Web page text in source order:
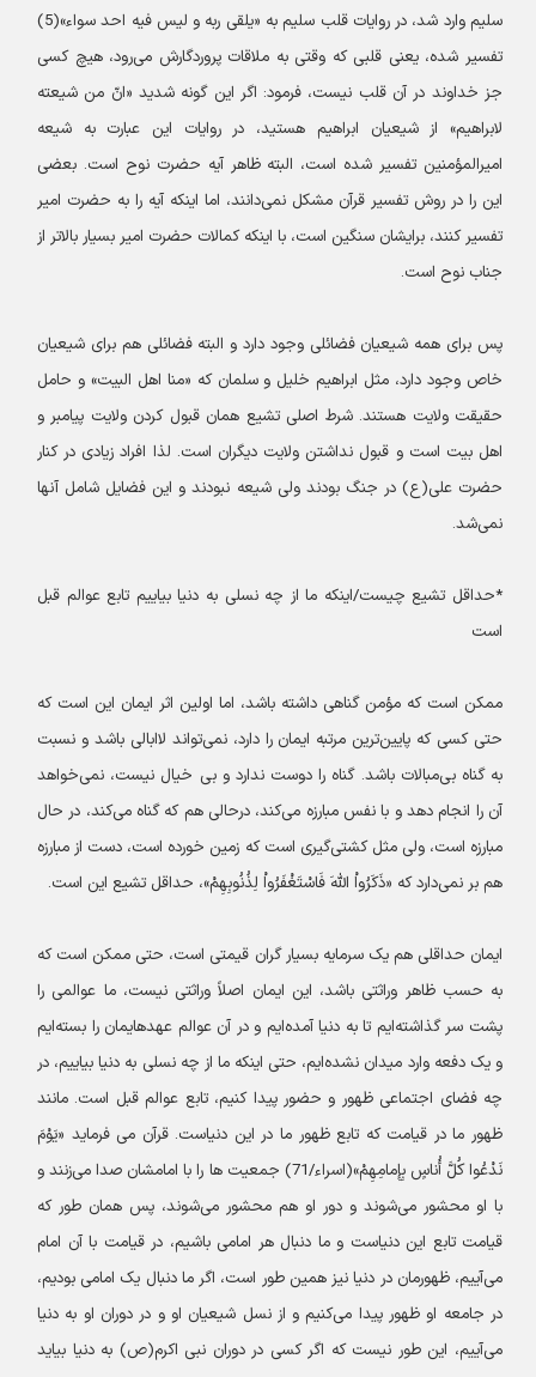
سلیم وارد شد، در روایات قلب سلیم به «یلقی ربه و لیس فیه احد سواء»(5)
تفسیر شده، یعنی قلبی که وقتی به ملاقات پروردگارش می‌رود، هیچ کسی
جز خداوند در آن قلب نیست، فرمود: اگر این گونه شدید «انّ من شیعته
لابراهیم» از شیعیان ابراهیم هستید، در روایات این عبارت به شیعه
امیرالمؤمنین تفسیر شده است، البته ظاهر آیه حضرت نوح است. بعضی
این را در روش تفسیر قرآن مشکل نمی‌دانند، اما اینکه آیه را به حضرت امیر
تفسیر کنند، برایشان سنگین است، با اینکه کمالات حضرت امیر بسیار بالاتر از
جناب نوح است.
پس برای همه شیعیان فضائلی وجود دارد و البته فضائلی هم برای شیعیان
خاص وجود دارد، مثل ابراهیم خلیل و سلمان که «منا اهل البیت» و حامل
حقیقت ولایت هستند. شرط اصلی تشیع همان قبول کردن ولایت پیامبر و
اهل بیت است و قبول نداشتن ولایت دیگران است. لذا افراد زیادی در کنار
حضرت علی(ع) در جنگ بودند ولی شیعه نبودند و این فضایل شامل آنها
نمی‌شد.
*حداقل تشیع چیست/اینکه ما از چه نسلی به دنیا بیاییم تابع عوالم قبل
است
ممکن است که مؤمن گناهی داشته باشد، اما اولین اثر ایمان این است که
حتی کسی که پایین‌ترین مرتبه ایمان را دارد، نمی‌تواند لاابالی باشد و نسبت
به گناه بی‌مبالات باشد. گناه را دوست ندارد و بی خیال نیست، نمی‌خواهد
آن را انجام دهد و با نفس مبارزه می‌کند، درحالی هم که گناه می‌کند، در حال
مبارزه است، ولی مثل کشتی‌گیری است که زمین خورده است، دست از مبارزه
هم بر نمی‌دارد که «ذَکَرُواْ اللَّهَ فَاسْتَغْفَرُواْ لِذُنُوبِهِمْ»، حداقل تشیع این است.
ایمان حداقلی هم یک سرمایه بسیار گران قیمتی است، حتی ممکن است که
به حسب ظاهر وراثتی باشد، این ایمان اصلاً وراثتی نیست، ما عوالمی را
پشت سر گذاشته‌ایم تا به دنیا آمده‌ایم و در آن عوالم عهدهایمان را بسته‌ایم
و یک دفعه وارد میدان نشده‌ایم، حتی اینکه ما از چه نسلی به دنیا بیاییم، در
چه فضای اجتماعی ظهور و حضور پیدا کنیم، تابع عوالم قبل است. مانند
ظهور ما در قیامت که تابع ظهور ما در این دنیاست. قرآن می فرماید «یَوْمَ
نَدْعُوا کُلَّ أُناسٍ بِإِمامِهِمْ»(اسراء/71) جمعیت ها را با امامشان صدا می‌زنند و
با او محشور می‌شوند و دور او هم محشور می‌شوند، پس همان طور که
قیامت تابع این دنیاست و ما دنبال هر امامی باشیم، در قیامت با آن امام
می‌آییم، ظهورمان در دنیا نیز همین طور است، اگر ما دنبال یک امامی بودیم،
در جامعه او ظهور پیدا می‌کنیم و از نسل شیعیان او و در دوران او به دنیا
می‌آییم، این طور نیست که اگر کسی در دوران نبی اکرم(ص) به دنیا بیاید